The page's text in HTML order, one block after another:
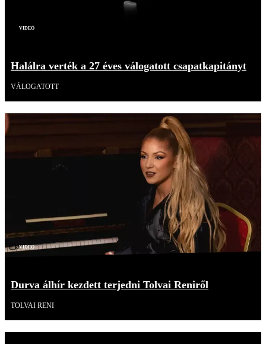
Videó
Halálra verték a 27 éves válogatott csapatkapitányt
VÁLOGATOTT
Videó
Durva álhír kezdett terjedni Tolvai Reniről
TOLVAI RENI